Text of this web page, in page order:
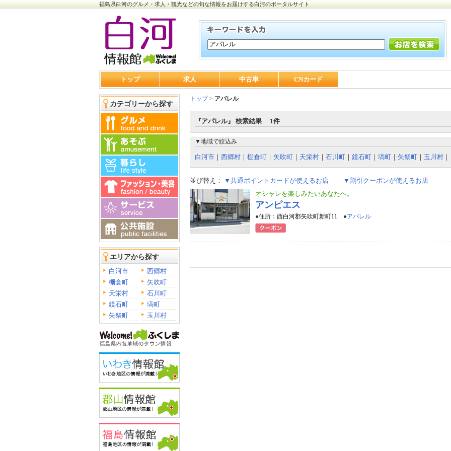
福島県白河のグルメ・求人・観光などの旬な情報をお届けする白河のポータルサイト
トップ 求人 中古車 CNカード
カテゴリーから探す
エリアから探す
白河市
西郷村
棚倉町
矢吹町
天栄村
石川町
鏡石町
塙町
矢祭町
玉川村
トップ> アパレル
『アパレル』 検索結果 1件
▼地域で絞込み
白河市 ｜ 西郷村 ｜ 棚倉町 ｜ 矢吹町 ｜ 天栄村 ｜ 石川町 ｜ 鏡石町 ｜ 塙町 ｜ 矢祭町 ｜ 玉川村 ｜
並び替え： ▼共通ポイントカードが使えるお店
▼割引クーポンが使えるお店
オシャレを楽しみたいあなたへ。
アンピエス
●住所： 西白河郡矢吹町新町11 ●アパレル